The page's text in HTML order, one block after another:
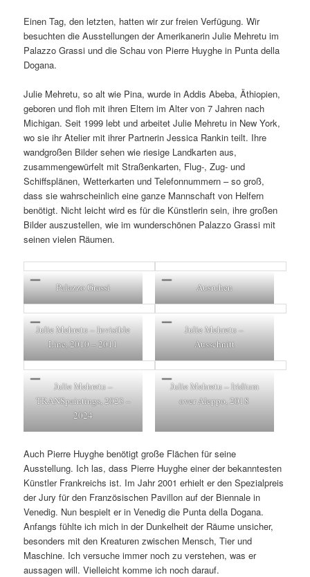
Einen Tag, den letzten, hatten wir zur freien Verfügung. Wir
besuchten die Ausstellungen der Amerikanerin Julie Mehretu im
Palazzo Grassi und die Schau von Pierre Huyghe in Punta della
Dogana.
Julie Mehretu, so alt wie Pina, wurde in Addis Abeba, Äthiopien,
geboren und floh mit ihren Eltern im Alter von 7 Jahren nach
Michigan. Seit 1999 lebt und arbeitet Julie Mehretu in New York,
wo sie ihr Atelier mit ihrer Partnerin Jessica Rankin teilt. Ihre
wandgroßen Bilder sehen wie riesige Landkarten aus,
zusammengewürfelt mit Straßenkarten, Flug-, Zug- und
Schiffsplänen, Wetterkarten und Telefonnummern – so groß,
dass sie wahrscheinlich eine ganze Mannschaft von Helfern
benötigt. Nicht leicht wird es für die Künstlerin sein, ihre großen
Bilder auszustellen, wie im wunderschönen Palazzo Grassi mit
seinen vielen Räumen.
Palazzo Grassi Ausruhen
Julie Mehretu – Invisible
Line, 2010 – 2011
Julie Mehretu –
Ausschnitt
Julie Mehretu –
TRANSpaintings, 2023 –
2024
Julie Mehretu – Iridium
over Aleppo, 2018
Auch Pierre Huyghe benötigt große Flächen für seine
Ausstellung. Ich las, dass Pierre Huyghe einer der bekanntesten
Künstler Frankreichs ist. Im Jahr 2001 erhielt er den Spezialpreis
der Jury für den Französischen Pavillon auf der Biennale in
Venedig. Nun bespielt er in Venedig die Punta della Dogana.
Anfangs fühlte ich mich in der Dunkelheit der Räume unsicher,
besonders mit den Kreaturen zwischen Mensch, Tier und
Maschine. Ich versuche immer noch zu verstehen, was er
aussagen will. Vielleicht komme ich noch darauf.